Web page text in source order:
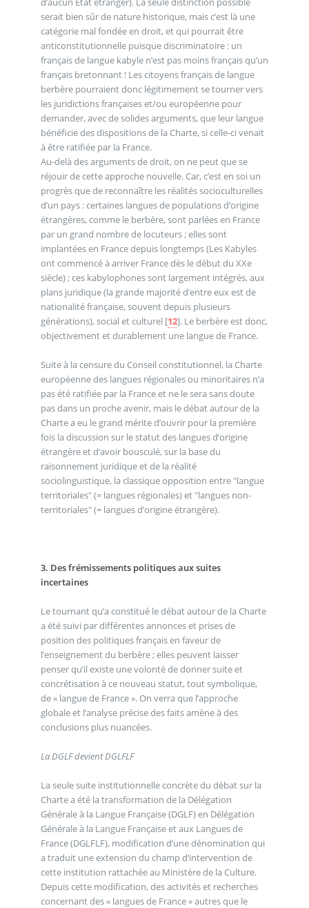
serait bien sûr de nature historique, mais c’est là une
catégorie mal fondée en droit, et qui pourrait être
anticonstitutionnelle puisque discriminatoire : un
français de langue kabyle n’est pas moins français qu’un
français bretonnant ! Les citoyens français de langue
berbère pourraient donc légitimement se tourner vers
les juridictions françaises et/ou européenne pour
demander, avec de solides arguments, que leur langue
bénéficie des dispositions de la Charte, si celle-ci venait
à être ratifiée par la France.
Au-delà des arguments de droit, on ne peut que se
réjouir de cette approche nouvelle. Car, c’est en soi un
progrès que de reconnaître les réalités socioculturelles
d’un pays : certaines langues de populations d’origine
étrangères, comme le berbère, sont parlées en France
par un grand nombre de locuteurs ; elles sont
implantées en France depuis longtemps (Les Kabyles
ont commencé à arriver France dès le début du XXe
siècle) ; ces kabylophones sont largement intégrés, aux
plans juridique (la grande majorité d’entre eux est de
nationalité française, souvent depuis plusieurs
générations), social et culturel [12]. Le berbère est donc,
objectivement et durablement une langue de France.
Suite à la censure du Conseil constitutionnel, la Charte
européenne des langues régionales ou minoritaires n’a
pas été ratifiée par la France et ne le sera sans doute
pas dans un proche avenir, mais le débat autour de la
Charte a eu le grand mérite d’ouvrir pour la première
fois la discussion sur le statut des langues d’origine
étrangère et d’avoir bousculé, sur la base du
raisonnement juridique et de la réalité
sociolinguistique, la classique opposition entre "langue
territoriales" (= langues régionales) et "langues non-
territoriales" (= langues d’origine étrangère).
3. Des frémissements politiques aux suites
incertaines
Le tournant qu’a constitué le débat autour de la Charte
a été suivi par différentes annonces et prises de
position des politiques français en faveur de
l’enseignement du berbère ; elles peuvent laisser
penser qu’il existe une volonté de donner suite et
concrétisation à ce nouveau statut, tout symbolique,
de « langue de France ». On verra que l’approche
globale et l’analyse précise des faits amène à des
conclusions plus nuancées.
La DGLF devient DGLFLF
La seule suite institutionnelle concrète du débat sur la
Charte a été la transformation de la Délégation
Générale à la Langue Française (DGLF) en Délégation
Générale à la Langue Française et aux Langues de
France (DGLFLF), modification d’une dénomination qui
a traduit une extension du champ d’intervention de
cette institution rattachée au Ministère de la Culture.
Depuis cette modification, des activités et recherches
concernant des « langues de France » autres que le